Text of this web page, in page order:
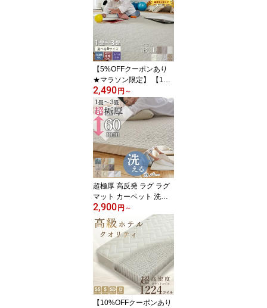
クライニング ヘッドレス
ト フットレスト アーム
レスト 肘付き オットマ
ン ブラック 人間工学 長
時間 疲れない 高級
【5%OFFクーポンあり
★マラソン限定】 【10%
OFFセット商品】楽天1
位 ラグマット ラグ キル
ト キルトラグ 洗える マ
ット イブル イブルラグ
イブルマット おしゃれ
コットン 北欧 オールシ
ーズン 綿 薄手 夏用 夏ラ
グ かわいい
2,490 円 ～
超極厚 高反発 ラグ ラグ
マット カーペット 洗え
る 接触冷感 厚手 極厚 北
欧 おしゃれ 滑り止め付
き ふわふわ イブル 夏用
夏ラグ カバー取り外し
カバーリングラグ ウレタ
ン オールシーズン ラグ
カバー 防水 リバーシブ
ル リビング ＜ モコ / 約1
畳 2畳 3畳＞
2,900 円 ～
【10%OFFクーポンあり